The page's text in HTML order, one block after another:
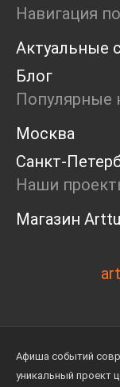
Ярмарка
Open call
Экскурсия
Дискуссия
Blazar 2024
Встречи
Круглый
Навигация
Актуальные
Блог
Популярные
Москва
Санкт-
Наши
Магазин
Афиша событий
уникальный проект